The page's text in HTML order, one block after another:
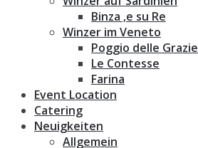
Binza ‚e su Re
Winzer im Veneto
Poggio delle Grazie
Le Contesse
Farina
Event Location
Catering
Neuigkeiten
Allgemein